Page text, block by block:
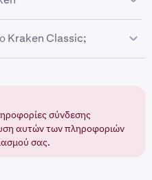
Kraken Classic;
επάνω δεξιά γωνία της
σύνδεσης
αυτών των πληροφοριών
σας.